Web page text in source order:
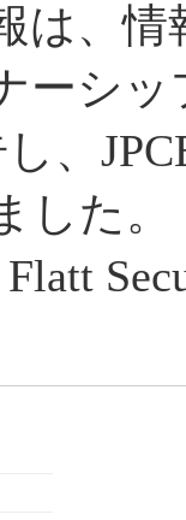
は、
ーシ
、
した。